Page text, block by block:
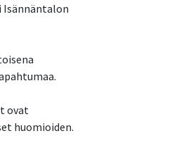
ovat
huomioiden.